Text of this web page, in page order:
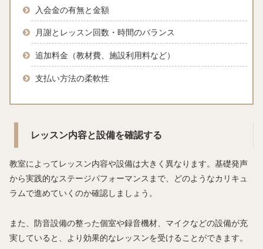
入会金の有無と金額
月謝とレッスン回数・時間のバランス
追加料金（教材費、施設利用料など）
支払い方法の柔軟性
レッスン内容と設備を確認する
教室によってレッスン内容や設備は大きく異なります。基礎発声
から実践的なステージパフォーマンスまで、どのようなカリキュ
ラムで進めていくのか確認しましょう。
また、防音設備の整った個室や録音機材、マイクなどの設備が充
実していると、より効果的なレッスンを受けることができます。